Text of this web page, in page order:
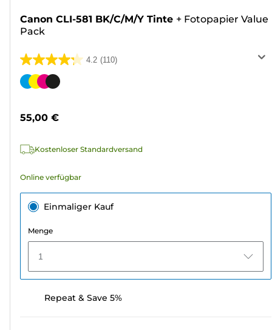
Canon CLI-581 BK/C/M/Y Tinte + Fotopapier Value
Pack
4.2 (110)
4.2
von
110
Farbpatrone
55,00 €
Kostenloser Standardversand
Online verfügbar
Einmaliger Kauf
Menge
1
Repeat & Save 5%